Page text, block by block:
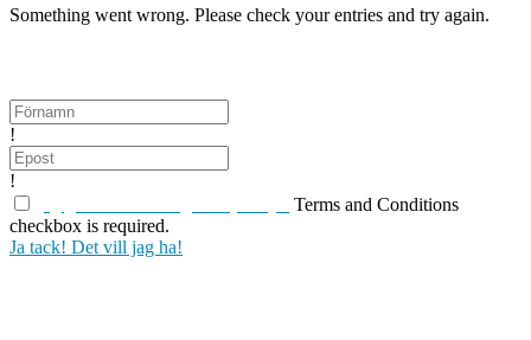
Something went wrong. Please check your entries and try again.
!
!
Terms and Conditions
checkbox is required.
Ja tack! Det vill jag ha!